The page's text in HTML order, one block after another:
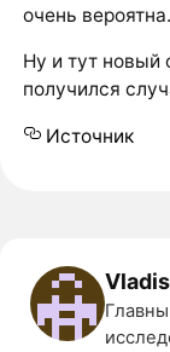
очень вероятна.
Ну и тут новый
получился
Источник